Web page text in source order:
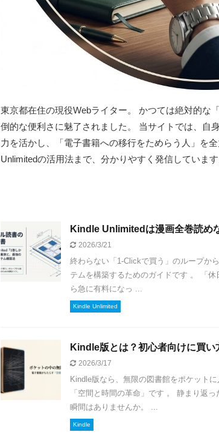
東京都在住の現役Webライター。 かつては絶対的な
倒的な便利さに魅了されました。 当サイトでは、自
力を活かし、「電子書籍への移行をためらう人」を
Unlimitedの活用法まで、分かりやすく発信しています
Kindle Unlimitedは漫画全巻読め
2026/3/21
終わらない「1-Clickで買う」のループか
テムを構築するためのガイドです 。 「
ら急に有料になっ ...
Kindle Unlimited
Kindle版とは？初心者向けに買
2026/3/17
Kindle版なら、無限の図書館をポケット
「空間と時間の革命」です 。 静まり返
瞬間はありませんか。 ...
Kindle